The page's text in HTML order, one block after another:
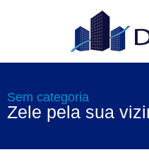
Sem categoria
Zele pela sua